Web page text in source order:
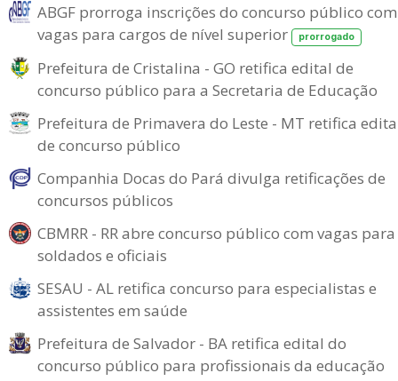
ABGF prorroga inscrições do concurso público com
vagas para cargos de nível superior
prorrogado
Prefeitura de Cristalina - GO retifica edital de
concurso público para a Secretaria de Educação
Prefeitura de Primavera do Leste - MT retifica
de concurso público
Companhia Docas do Pará divulga retificações de
concursos públicos
CBMRR - RR abre concurso público com vagas para
soldados e oficiais
SESAU - AL retifica concurso para especialistas e
assistentes em saúde
Prefeitura de Salvador - BA retifica edital do
concurso público para profissionais da educação